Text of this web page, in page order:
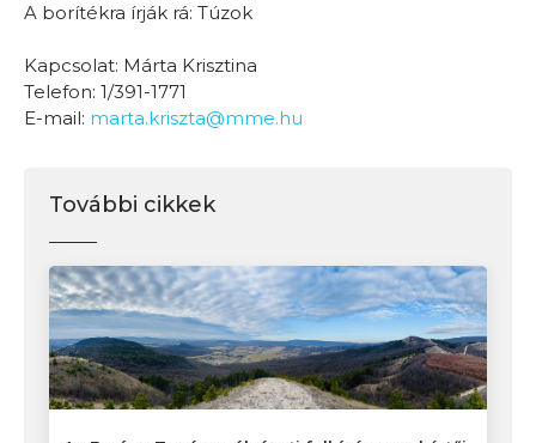
A borítékra írják rá: Túzok
Kapcsolat: Márta Krisztina
Telefon: 1/391-1771
E-mail: marta.kriszta@mme.hu
További cikkek